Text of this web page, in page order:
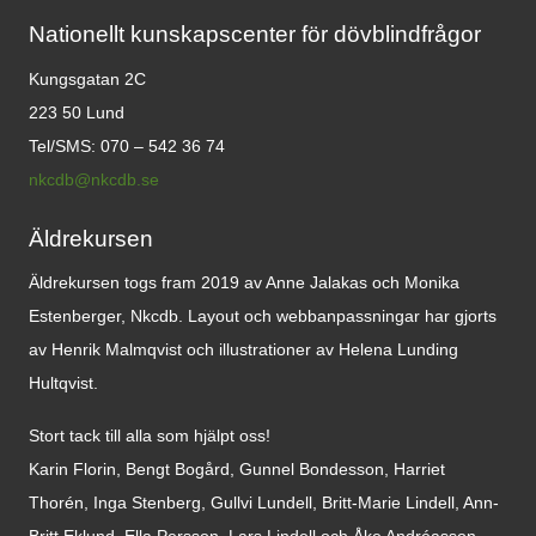
Nationellt kunskapscenter för dövblindfrågor
Kungsgatan 2C
223 50 Lund
Tel/SMS: 070 – 542 36 74
nkcdb@nkcdb.se
Äldrekursen
Äldrekursen togs fram 2019 av Anne Jalakas och Monika
Estenberger, Nkcdb. Layout och webbanpassningar har gjorts
av Henrik Malmqvist och illustrationer av Helena Lunding
Hultqvist.
Stort tack till alla som hjälpt oss!
Karin Florin, Bengt Bogård, Gunnel Bondesson, Harriet
Thorén, Inga Stenberg, Gullvi Lundell, Britt-Marie Lindell, Ann-